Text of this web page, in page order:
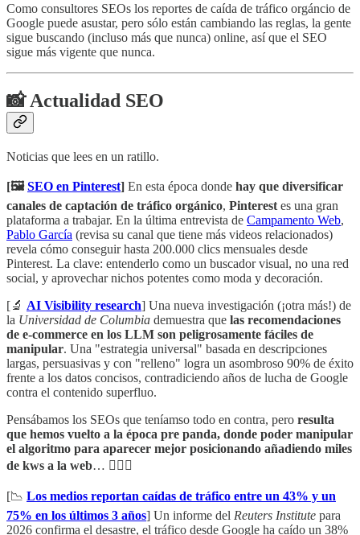
Como consultores SEOs los reportes de caída de tráfico orgáncio de
Google puede asustar, pero sólo están cambiando las reglas, la gente
sigue buscando (incluso más que nunca) online, así que el SEO
sigue más vigente que nunca.
📸 Actualidad SEO
Noticias que lees en un ratillo.
[🖼️SEO en Pinterest] En esta época donde hay que diversificar
canales de captación de tráfico orgánico, Pinterest es una gran
plataforma a trabajar. En la última entrevista de Campamento Web,
Pablo García (revisa su canal que tiene más videos relacionados)
revela cómo conseguir hasta 200.000 clics mensuales desde
Pinterest. La clave: entenderlo como un buscador visual, no una red
social, y aprovechar nichos potentes como moda y decoración.
[🔬 AI Visibility research] Una nueva investigación (¡otra más!) de
la Universidad de Columbia demuestra que las recomendaciones
de e-commerce en los LLM son peligrosamente fáciles de
manipular. Una "estrategia universal" basada en descripciones
largas, persuasivas y con "relleno" logra un asombroso 90% de éxito
frente a los datos concisos, contradiciendo años de lucha de Google
contra el contenido superfluo.
Pensábamos los SEOs que teníamso todo en contra, pero resulta
que hemos vuelto a la época pre panda, donde poder manipular
el algoritmo para aparecer mejor posicionando añadiendo miles
de kws a la web… 🦹🏻‍♂️
[📉 Los medios reportan caídas de tráfico entre un 43% y un
75% en los últimos 3 años] Un informe del Reuters Institute para
2026 confirma el desastre, el tráfico desde Google ha caído un 38%